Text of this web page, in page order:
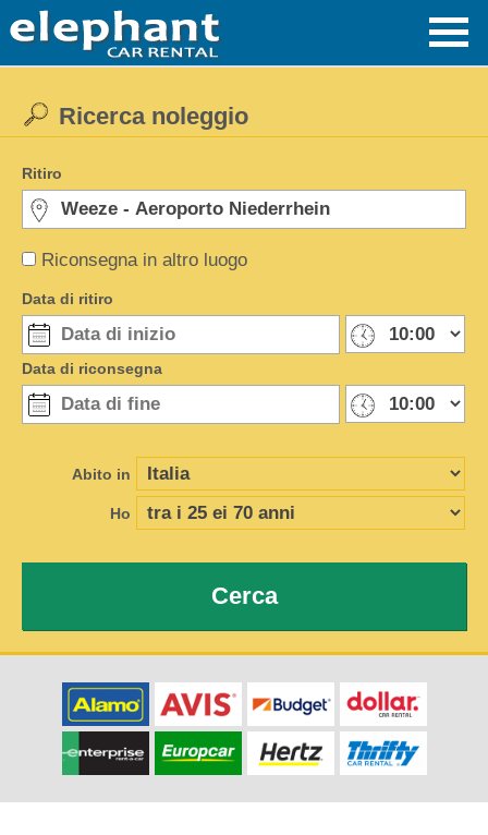
Riconsegna in altro luogo
Ricerca noleggio
Ritiro
Data di ritiro
Data di riconsegna
Abito in
Ho
Cerca